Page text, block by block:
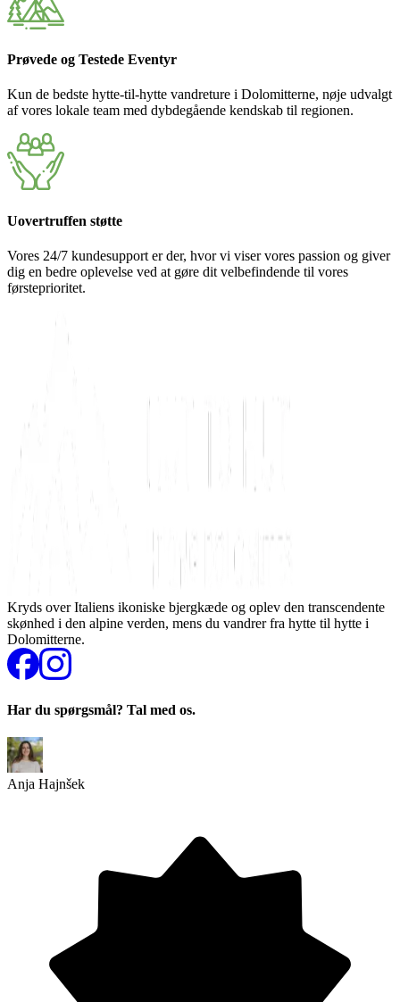
Prøvede og Testede Eventyr
Kun de bedste hytte-til-hytte vandreture i Dolomitterne, nøje udvalgt
af vores lokale team med dybdegående kendskab til regionen.
Uovertruffen støtte
Vores 24/7 kundesupport er der, hvor vi viser vores passion og giver
dig en bedre oplevelse ved at gøre dit velbefindende til vores
førsteprioritet.
Kryds over Italiens ikoniske bjergkæde og oplev den transcendente
skønhed i den alpine verden, mens du vandrer fra hytte til hytte i
Dolomitterne.
Har du spørgsmål? Tal med os.
Anja Hajnšek